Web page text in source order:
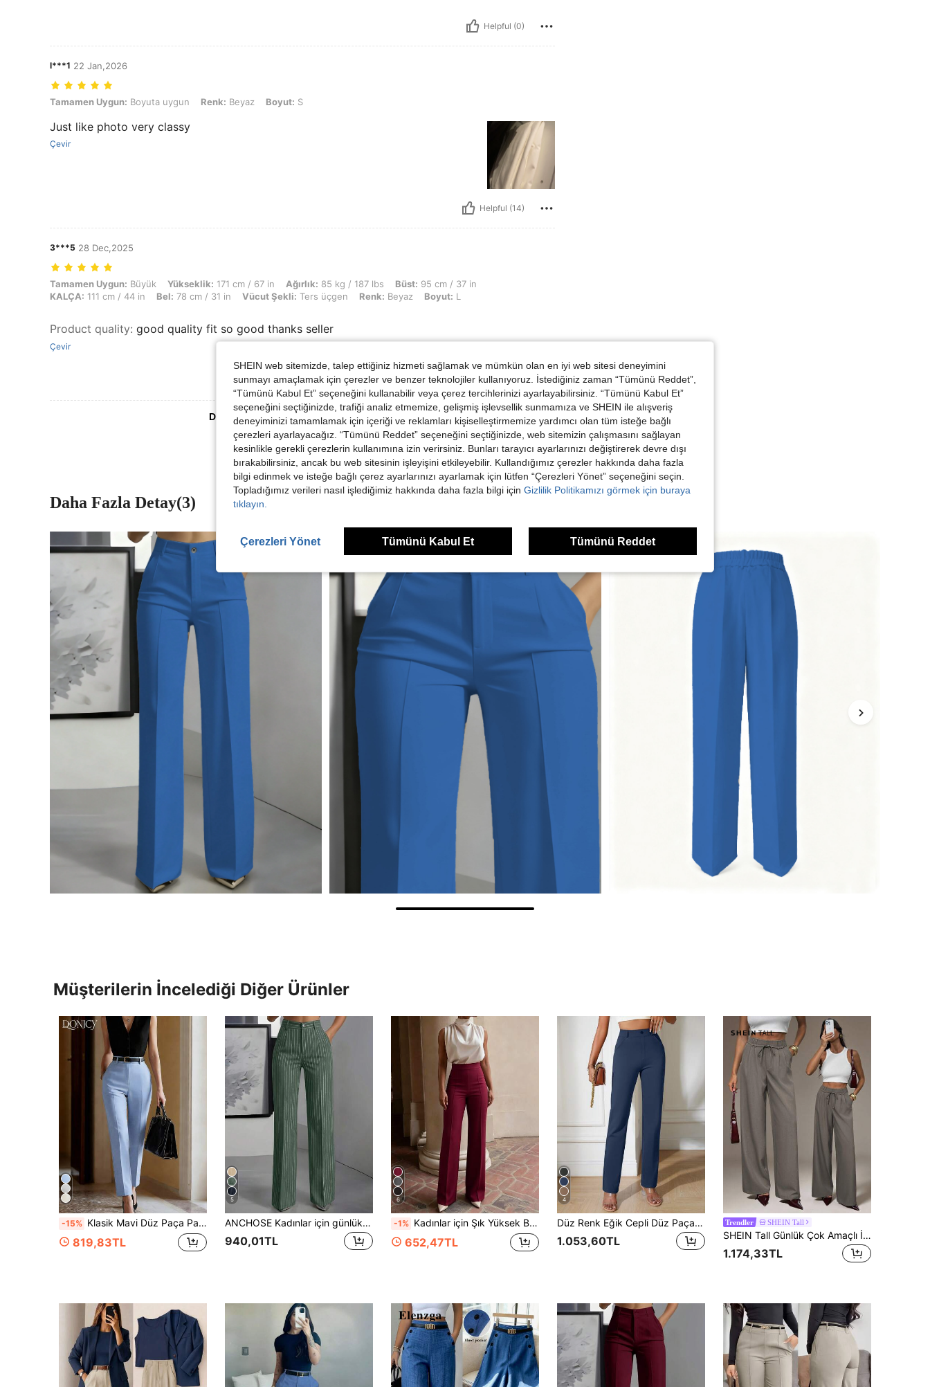
Helpful (0)
l***1 22 Jan,2026
Tamamen Uygun: Boyuta uygun, Renk: Beyaz, Boyut: S
Tamamen Uygun: Boyuta uygun Renk: Beyaz Boyut: S
Just like photo very classy
Çevir
Helpful (14)
3***5 28 Dec,2025
Tamamen Uygun: Büyük, Yükseklik: 171 cm / 67 in, Ağırlık: 85 kg / 187 lbs, Büst: 95 cm / 37 in, KALÇA: 111 cm / 44 in, Bel: 78 cm / 31 in, Vücut Şekli: Ters üçgen, Renk: Beyaz, Boyut: L
Tamamen Uygun: Büyük Yükseklik: 171 cm / 67 in Ağırlık: 85 kg / 187 lbs Büst: 95 cm / 37 in
KALÇA: 111 cm / 44 in Bel: 78 cm / 31 in Vücut Şekli: Ters üçgen Renk: Beyaz Boyut: L
Product quality: good quality fit so good thanks seller
Çevir
Helpful (8)
Daha Fazla Değerlendirme Görüntüle
Daha Fazla Detay(3)
Müşterilerin İncelediği Diğer Ürünler
-15% Klasik Mavi Düz Paça Pantolon, Kadın Orta Yüksek Bel Fermuarlı Cepli Şık İş Günlük Pantolon
819,83TL
5
ANCHOSE Kadınlar için günlük kullanıma uygun, lastik bel detaylı, yeşil ve beyaz çizgili pantolon, ilkbahar ve yaz ayları için idealdir.
940,01TL
6
-1% Kadınlar için Şık Yüksek Bel Geniş Paçalı Pantolon, Çeşitli Renk Seçenekleri Mevcut
652,47TL
4
Düz Renk Eğik Cepli Düz Paça Pantolon İlkbahar Şıklığı
1.053,60TL
Trendler SHEIN Tall
SHEIN Tall Günlük Çok Amaçlı İşe Gidiş Düz Kesim Düz Renk Pantolon
1.174,33TL
SHEIN web sitemizde, talep ettiğiniz hizmeti sağlamak ve mümkün olan en iyi web sitesi deneyimini
sunmayı amaçlamak için çerezler ve benzer teknolojiler kullanıyoruz. İstediğiniz zaman “Tümünü Reddet”,
“Tümünü Kabul Et” seçeneğini kullanabilir veya çerez tercihlerinizi ayarlayabilirsiniz. “Tümünü Kabul Et”
seçeneğini seçtiğinizde, trafiği analiz etmemize, gelişmiş işlevsellik sunmamıza ve SHEIN ile alışveriş
deneyiminizi tamamlamak için içeriği ve reklamları kişiselleştirmemize yardımcı olan tüm isteğe bağlı
çerezleri ayarlayacağız. “Tümünü Reddet” seçeneğini seçtiğinizde, web sitemizin çalışmasını sağlayan
kesinlikle gerekli çerezlerin kullanımına izin verirsiniz. Bunları tarayıcı ayarlarınızı değiştirerek devre dışı
bırakabilirsiniz, ancak bu web sitesinin işleyişini etkileyebilir. Kullandığımız çerezler hakkında daha fazla
bilgi edinmek ve isteğe bağlı çerez ayarlarınızı ayarlamak için lütfen “Çerezleri Yönet” seçeneğini seçin.
Topladığımız verileri nasıl işlediğimiz hakkında daha fazla bilgi için Gizlilik Politikamızı görmek için buraya
tıklayın.
Çerezleri Yönet Tümünü Kabul Et Tümünü Reddet